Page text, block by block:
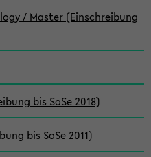
/ Master (Einschreibung
bis SoSe 2018)
bis SoSe 2011)